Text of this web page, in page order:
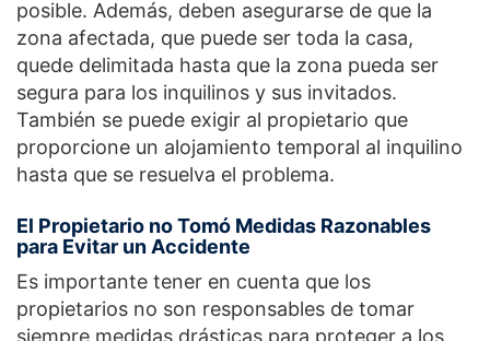
posible. Además, deben asegurarse de que la
zona afectada, que puede ser toda la casa,
quede delimitada hasta que la zona pueda ser
segura para los inquilinos y sus invitados.
También se puede exigir al propietario que
proporcione un alojamiento temporal al inquilino
hasta que se resuelva el problema.
El Propietario no Tomó Medidas Razonables
para Evitar un Accidente
Es importante tener en cuenta que los
propietarios no son responsables de tomar
siempre medidas drásticas para proteger a los